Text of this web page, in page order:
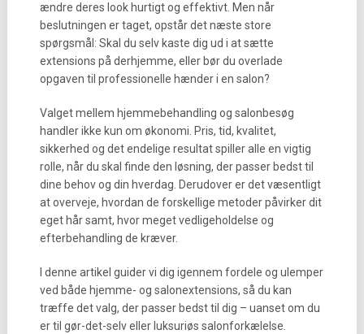
ændre deres look hurtigt og effektivt. Men når
beslutningen er taget, opstår det næste store
spørgsmål: Skal du selv kaste dig ud i at sætte
extensions på derhjemme, eller bør du overlade
opgaven til professionelle hænder i en salon?
Valget mellem hjemmebehandling og salonbesøg
handler ikke kun om økonomi. Pris, tid, kvalitet,
sikkerhed og det endelige resultat spiller alle en vigtig
rolle, når du skal finde den løsning, der passer bedst til
dine behov og din hverdag. Derudover er det væsentligt
at overveje, hvordan de forskellige metoder påvirker dit
eget hår samt, hvor meget vedligeholdelse og
efterbehandling de kræver.
I denne artikel guider vi dig igennem fordele og ulemper
ved både hjemme- og salonextensions, så du kan
træffe det valg, der passer bedst til dig – uanset om du
er til gør-det-selv eller luksuriøs salonforkælelse.